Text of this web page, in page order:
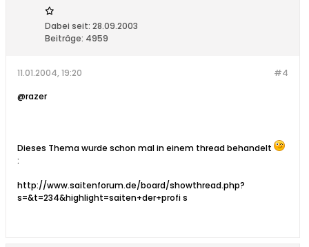
Dabei seit: 28.09.2003
Beiträge: 4959
#4
11.01.2004, 19:20
@razer
Dieses Thema wurde schon mal in einem thread behandelt
:
http://www.saitenforum.de/board/showthread.php?
s=&t=234&highlight=saiten+der+profi s